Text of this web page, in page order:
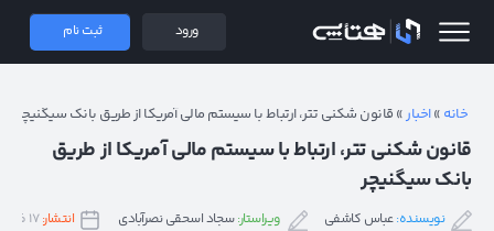
همتاپی ورود ثبت نام
خانه »اخبار» قانون شکنی تتر، ارتباط با سیستم مالی آمریکا از طریق بانک سیگنیچر
قانون شکنی تتر، ارتباط با سیستم مالی آمریکا از طریق
بانک سیگنیچر
نویسنده:عباس کاشفی ویراستار:سجاد اسحقی نصرآبادی انتشار:۱۷ فروردین ۱۴۰۲